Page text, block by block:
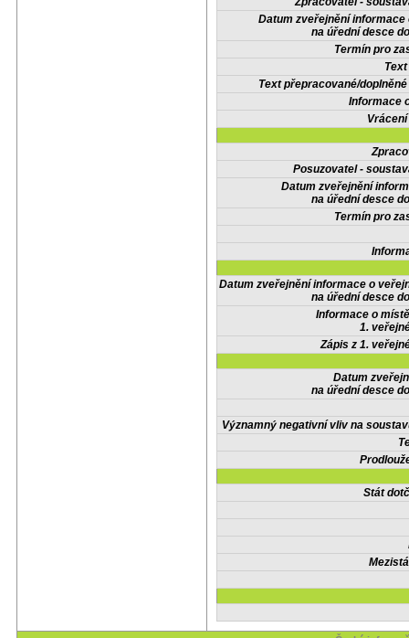
Datum zveřejnění informace
na úřední desce
Termín pro
Text přepracované/
Informace
Posuzovatel -
Datum zveřejnění
na úřední desce
Termín pro
Datum zveřejnění informace o
na úřední desce
Informace o
1.
Zápis z 1.
Datum
na úřední desce
Významný negativní vliv na
Stát